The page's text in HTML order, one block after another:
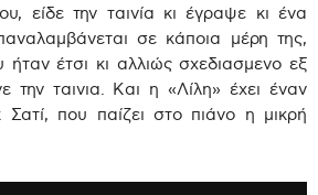
είδε την ταινία κι έγραψε κι ένα
σε κάποια μέρη της,
έτσι κι αλλιώς σχεδιασμενο εξ
την ταινια. Και η «Λίλη» έχει έναν
Σατί, που παίζει στο πιάνο η μικρή